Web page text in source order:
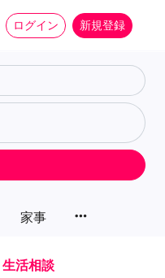
ログイン 新規登録
家事 more_horiz
生活相談